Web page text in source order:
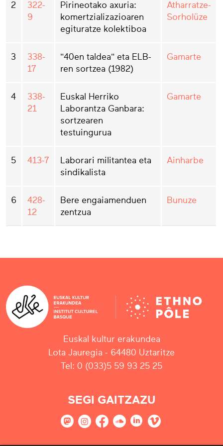
2
322-
9
Pirineotako axuria:
komertzializazioaren
egituratze kolektiboa
Atharratze-
Sorholüze
3
338-
17
"40en taldea" eta ELB-
ren sortzea (1982)
Gamarte
4
338-
21
Euskal Herriko
Laborantza Ganbara:
sortzearen
testuingurua
Gamarte
5 413-7
Laborari militantea eta
sindikalista
Ainharbe
6
428-
12
Bere engaiamenduen
zentzua
Bunuze
Euskal kultur erakundea
Lota Jauregia - 64480 Uztaritze
Tel: 0 (033)5 59 93 25 25
SEGI GAITZAZU